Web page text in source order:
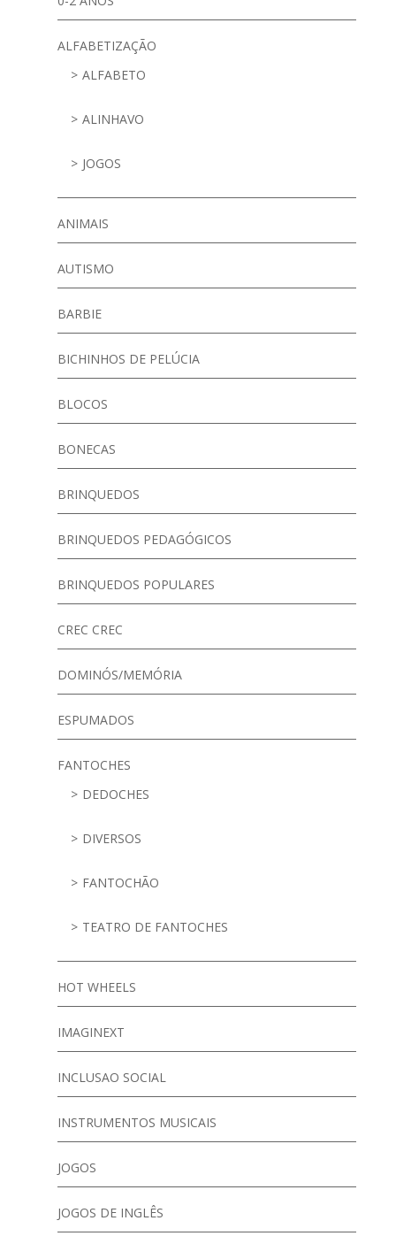
ALFABETIZAÇÃO
ALFABETO
ALINHAVO
JOGOS
ANIMAIS
AUTISMO
BARBIE
BICHINHOS DE PELÚCIA
BLOCOS
BONECAS
BRINQUEDOS
BRINQUEDOS PEDAGÓGICOS
BRINQUEDOS POPULARES
CREC CREC
DOMINÓS/MEMÓRIA
ESPUMADOS
FANTOCHES
DEDOCHES
DIVERSOS
FANTOCHÃO
TEATRO DE FANTOCHES
HOT WHEELS
IMAGINEXT
INCLUSAO SOCIAL
INSTRUMENTOS MUSICAIS
JOGOS
JOGOS DE INGLÊS